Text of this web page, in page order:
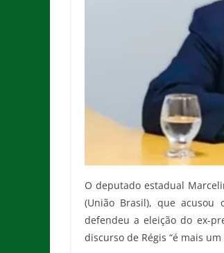
O deputado estadual
(União Brasil), que acusou
defendeu a eleição do ex-
discurso de Régis “é mais